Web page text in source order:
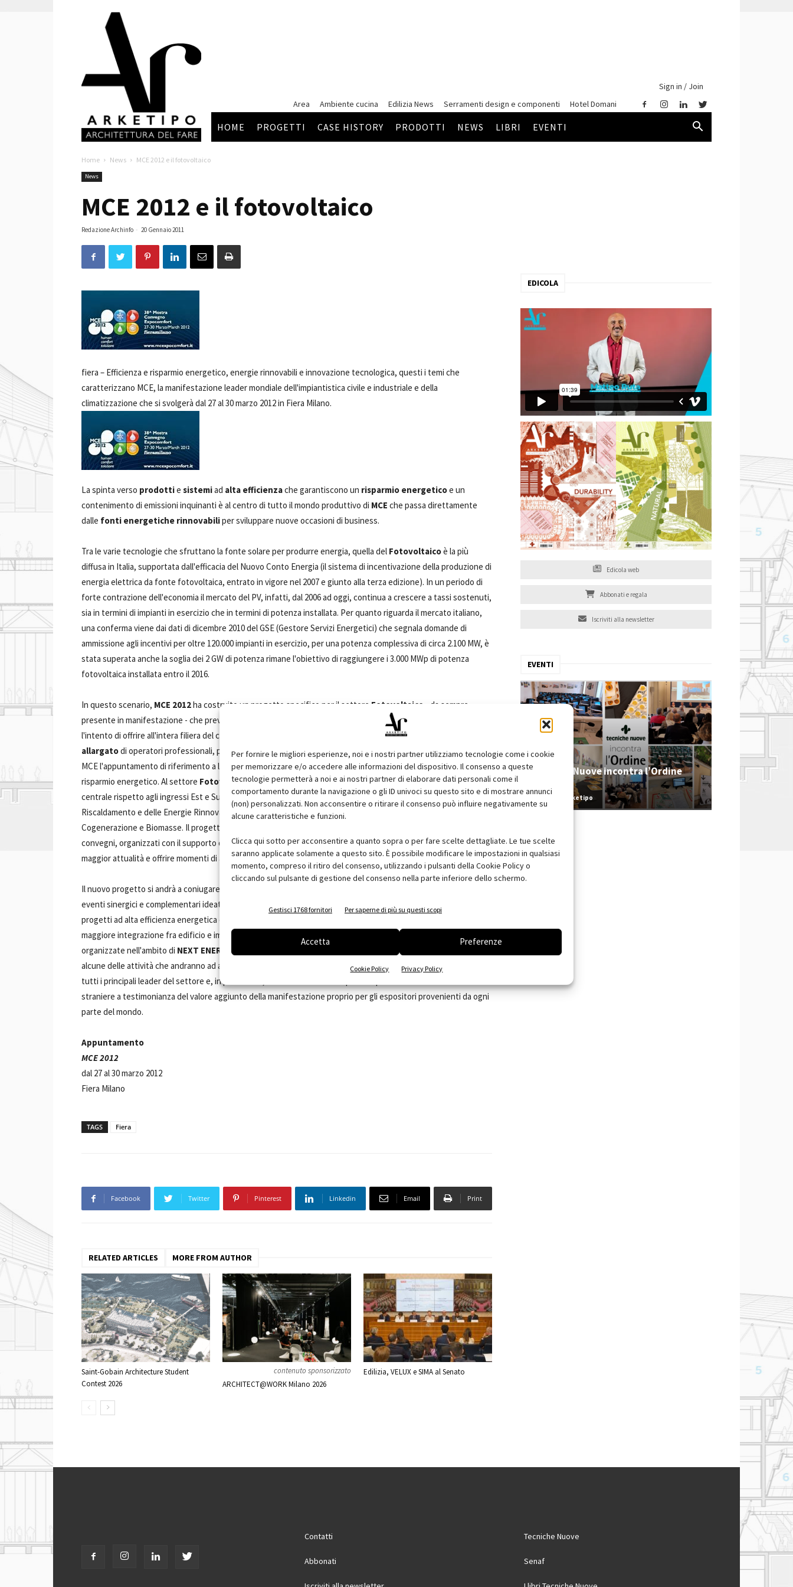
Per fornire le migliori esperienze, noi e i nostri partner utilizziamo tecnologie come i cookie
per memorizzare e/o accedere alle informazioni del dispositivo. Il consenso a queste
tecnologie permetterà a noi e ai nostri partner di elaborare dati personali come il
comportamento durante la navigazione o gli ID univoci su questo sito e di mostrare annunci
(non) personalizzati. Non acconsentire o ritirare il consenso può influire negativamente su
alcune caratteristiche e funzioni.
Clicca qui sotto per acconsentire a quanto sopra o per fare scelte dettagliate. Le tue scelte
saranno applicate solamente a questo sito. È possibile modificare le impostazioni in qualsiasi
momento, compreso il ritiro del consenso, utilizzando i pulsanti della Cookie Policy o
cliccando sul pulsante di gestione del consenso nella parte inferiore dello schermo.
Gestisci 1768 fornitori Per saperne di più su questi scopi
Accetta Preferenze
Cookie Policy Privacy Policy
Arketipo
Sign in / Join
Area
Ambiente cucina Edilizia News Serramenti design e componenti Hotel Domani
HOME PROGETTI CASE HISTORY PRODOTTI NEWS LIBRI EVENTI
Home News MCE 2012 e il fotovoltaico
News
MCE 2012 e il fotovoltaico
Redazione Archinfo - 20 Gennaio 2011
fiera – Efficienza e risparmio energetico, energie rinnovabili e innovazione tecnologica, questi i temi che
caratterizzano MCE, la manifestazione leader mondiale dell'impiantistica civile e industriale e della
climatizzazione che si svolgerà dal 27 al 30 marzo 2012 in Fiera Milano.
La spinta verso prodottie sistemiad alta efficienzache garantiscono un risparmio energeticoe un
contenimento di emissioni inquinanti è al centro di tutto il mondo produttivo di MCE che passa direttamente
dalle fonti energetiche rinnovabiliper sviluppare nuove occasioni di business.
Tra le varie tecnologie che sfruttano la fonte solare per produrre energia, quella del Fotovoltaicoè la più
diffusa in Italia, supportata dall'efficacia del Nuovo Conto Energia (il sistema di incentivazione della produzione di
energia elettrica da fonte fotovoltaica, entrato in vigore nel 2007 e giunto alla terza edizione). In un periodo di
forte contrazione dell'economia il mercato del PV, infatti, dal 2006 ad oggi, continua a crescere a tassi sostenuti,
sia in termini di impianti in esercizio che in termini di potenza installata. Per quanto riguarda il mercato italiano,
una conferma viene dai dati di dicembre 2010 del GSE (Gestore Servizi Energetici) che segnala domande di
ammissione agli incentivi per oltre 120.000 impianti in esercizio, per una potenza complessiva di circa 2.100 MW, è
stata superata anche la soglia dei 2 GW di potenza rimane l'obiettivo di raggiungere i 3.000 MWp di potenza
fotovoltaica installata entro il 2016.
In questo scenario, MCE 2012ha costruito un progetto specifico per il settore Fotovoltaico
- da sempre
presente in manifestazione - che prevede un'area espositiva dedicata e un ricco programma di iniziative con
l'intento di offrire all'intera filiera del comparto l'opportunità di
entrare in contattocon un
allargatodi operatori professionali, progettisti, decisori e investitori: tutti coloro che ogni due anni trovano in
MCE l'appuntamento di riferimento a livello mondiale per ciò che concerne sistemi e tecnologie per il comfort e il
risparmio energetico. Al settore FotovoltaicoaMCE 2012sarà riservata una speciale area, ilPadiglione 6,
centrale rispetto agli ingressi Est e Sud del Quartiere espositivo, e adiacente ai Padiglioni riservati ai settori del
Riscaldamento e delle Energie Rinnovabili dove sono presenti le eccellenze in tema di Solare, Geotermico,
Cogenerazione e Biomasse. Il progetto Fotovoltaico a MCE non sarà solo area espositiva ma anche workshop e
convegni, organizzati con il supporto di istituzioni e partner scientifici di alto profilo, per fare il punto sui temi di
maggior attualità e offrire momenti di aggiornamento professionale e di formazione.
Il nuovo progetto si andrà a coniugare con
eventi sinergici e complementari ideati proprio per guidare gli operatori professionali nella realizzazione di
progetti ad alta efficienza energetica e offrire un quadro completo di prodotti, tecnologie e soluzioni per una
maggiore integrazione fra edificio e impianto.
Percorso Efficienza & Innovazione e Verso la Classe A 2012
organizzate nell'ambito di NEXT ENERGY sempre con la collaborazione del Politecnico di Milano - sono solo
alcune delle attività che andranno ad arricchire il panorama espositivo di
MCE 2012che vede già la conferma di
tutti i principali leader del settore e, in particolare, un incremento dello spazio espositivo richiesto dalle aziende
straniere a testimonianza del valore aggiunto della manifestazione proprio per gli espositori provenienti da ogni
parte del mondo.
Appuntamento
MCE 2012
dal 27 al 30 marzo 2012
Fiera Milano
TAGS Fiera
Facebook Twitter Pinterest Linkedin Email Print
RELATED ARTICLES MORE FROM AUTHOR
Saint-Gobain Architecture Student
Contest 2026
contenuto sponsorizzato
ARCHITECT@WORK Milano 2026
Edilizia, VELUX e SIMA al Senato
EDICOLA
Edicola web
Abbonati e regala
Iscriviti alla newsletter
EVENTI
Tecniche Nuove incontra l’Ordine
Redazione Arketipo
Contatti
Abbonati
Tecniche Nuove
Senaf